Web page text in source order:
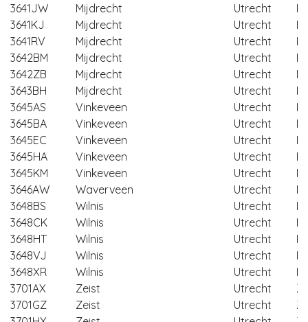
3641JW
Mijdrecht Utrecht
3641KJ
Mijdrecht Utrecht
3641RV
Mijdrecht Utrecht
3642BM
Mijdrecht Utrecht
3642ZB
Mijdrecht Utrecht
3643BH
Mijdrecht Utrecht
3645AS
Vinkeveen Utrecht
3645BA
Vinkeveen Utrecht
3645EC
Vinkeveen Utrecht
3645HA
Vinkeveen Utrecht
3645KM
Vinkeveen Utrecht
3646AW
Waverveen Utrecht
3648BS
Wilnis Utrecht
3648CK
Wilnis Utrecht
3648HT
Wilnis Utrecht
3648VJ
Wilnis Utrecht
3648XR
Wilnis Utrecht
3701AX
Zeist Utrecht
3701GZ
Zeist Utrecht